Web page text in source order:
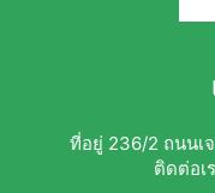
ที่อยู่ 236/2 ถนนเ
ติดต่อเ